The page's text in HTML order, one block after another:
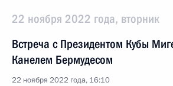
22 ноября 2022 года, вторник
Встреча с Президентом Кубы
Канелем Бермудесом
22 ноября 2022 года, 16:10